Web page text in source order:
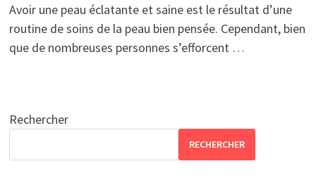
Avoir une peau éclatante et saine est le résultat d’une
routine de soins de la peau bien pensée. Cependant, bien
que de nombreuses personnes s’efforcent …
Rechercher
RECHERCHER